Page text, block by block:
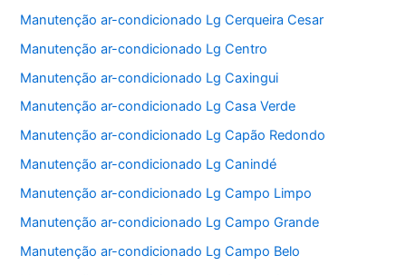
Manutenção ar-condicionado Lg Cerqueira Cesar
Manutenção ar-condicionado Lg Centro
Manutenção ar-condicionado Lg Caxingui
Manutenção ar-condicionado Lg Casa Verde
Manutenção ar-condicionado Lg Capão Redondo
Manutenção ar-condicionado Lg Canindé
Manutenção ar-condicionado Lg Campo Limpo
Manutenção ar-condicionado Lg Campo Grande
Manutenção ar-condicionado Lg Campo Belo